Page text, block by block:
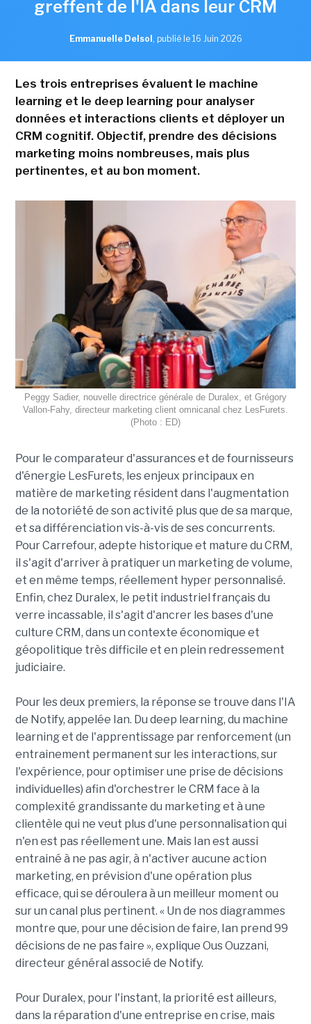
greffent de l'IA dans leur CRM
Emmanuelle Delsol , publié le 16 Juin 2026
Les trois entreprises évaluent le machine
learning et le deep learning pour analyser
données et interactions clients et déployer un
CRM cognitif. Objectif, prendre des décisions
marketing moins nombreuses, mais plus
pertinentes, et au bon moment.
Peggy Sadier, nouvelle directrice générale de Duralex, et Grégory
Vallon-Fahy, directeur marketing client omnicanal chez LesFurets.
(Photo : ED)
Pour le comparateur d'assurances et de fournisseurs
d'énergie LesFurets, les enjeux principaux en
matière de marketing résident dans l'augmentation
de la notoriété de son activité plus que de sa marque,
et sa différenciation vis-à-vis de ses concurrents.
Pour Carrefour, adepte historique et mature du CRM,
il s'agit d'arriver à pratiquer un marketing de volume,
et en même temps, réellement hyper personnalisé.
Enfin, chez Duralex, le petit industriel français du
verre incassable, il s'agit d'ancrer les bases d'une
culture CRM, dans un contexte économique et
géopolitique très difficile et en plein redressement
judiciaire.
Pour les deux premiers, la réponse se trouve dans l'IA
de Notify, appelée Ian. Du deep learning, du machine
learning et de l'apprentissage par renforcement (un
entrainement permanent sur les interactions, sur
l'expérience, pour optimiser une prise de décisions
individuelles) afin d'orchestrer le CRM face à la
complexité grandissante du marketing et à une
clientèle qui ne veut plus d'une personnalisation qui
n'en est pas réellement une. Mais Ian est aussi
entrainé à ne pas agir, à n'activer aucune action
marketing, en prévision d'une opération plus
efficace, qui se déroulera à un meilleur moment ou
sur un canal plus pertinent. « Un de nos diagrammes
montre que, pour une décision de faire, Ian prend 99
décisions de ne pas faire », explique Ous Ouzzani,
directeur général associé de Notify.
Pour Duralex, pour l'instant, la priorité est ailleurs,
dans la réparation d'une entreprise en crise, mais